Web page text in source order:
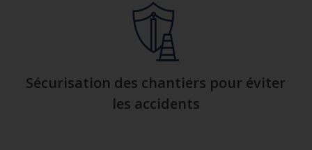
Sécurisation des chantiers pour éviter
les accidents